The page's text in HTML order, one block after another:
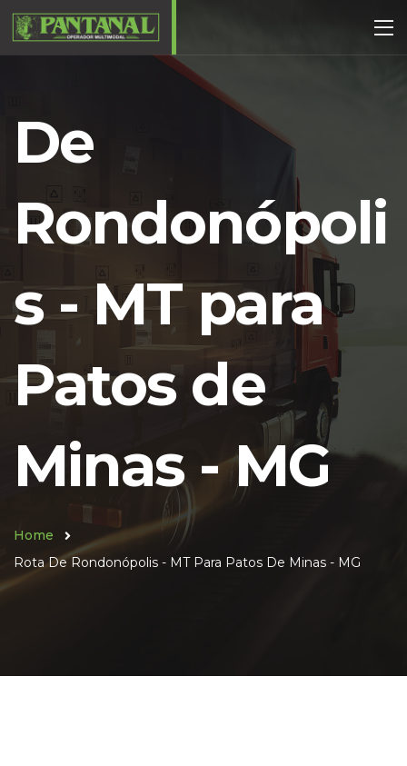
De
Rondonópoli
s - MT para
Patos de
Minas - MG
Home
Rota De Rondonópolis - MT Para Patos De Minas - MG